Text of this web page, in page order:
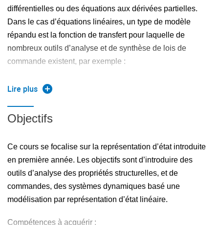
différentielles ou des équations aux dérivées partielles.
Dans le cas d’équations linéaires, un type de modèle
répandu est la fonction de transfert pour laquelle de
nombreux outils d’analyse et de synthèse de lois de
commande existent, par exemple :
Calcul de la réponse du système à différentes entrées
Synthèse fréquentielle de régulateurs
...
Ce type de modèle présente néanmoins quelques limites,
un outil plus puissant est donc également très souvent
utilisé : la représentation d’état.
Lire plus
Objectifs
Ce cours se focalise sur la représentation d’état introduite
en première année. Les objectifs sont d’introduire des
outils d’analyse des propriétés structurelles, et de
commandes, des systèmes dynamiques basé une
modélisation par représentation d’état linéaire.
Compétences à acquérir :